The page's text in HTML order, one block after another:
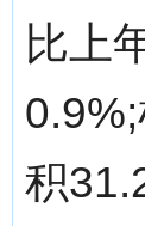
比上
积